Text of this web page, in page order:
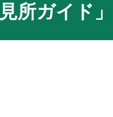
所ガイド」